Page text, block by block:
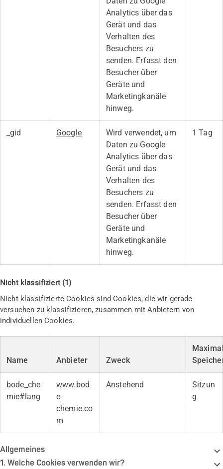
Analytics über das
Gerät und das
Verhalten des
Besuchers zu
senden. Erfasst den
Besucher über
Geräte und
Marketingkanäle
hinweg.
_gid Google
Wird verwendet, um
Daten zu Google
Analytics über das
Gerät und das
Verhalten des
Besuchers zu
senden. Erfasst den
Besucher über
Geräte und
Marketingkanäle
hinweg.
1 Tag
Nicht klassifiziert (1)
Nicht klassifizierte Cookies sind Cookies, die wir gerade
versuchen zu klassifizieren, zusammen mit Anbietern von
individuellen Cookies.
Name Anbieter Zweck
bode_che
mie#lang
www.bod
e-
chemie.co
m
Anstehend
Sitzun
g
Allgemeines
1. Welche Cookies verwenden wir?